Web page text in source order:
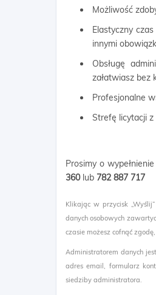
Możliwość
Elastyczny
innymi
Obsługę
załatwiasz bez
Profesjonalne
Strefę licytacji
Prosimy o
360 lub 782 887 717
Klikając w przycisk
danych osobowych
czasie możesz cofnąć
Administratorem danych
adres email, formularz
siedziby administratora.